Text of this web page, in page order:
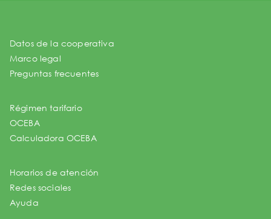
Datos de la cooperativa
Marco legal
Preguntas frecuentes
Régimen tarifario
OCEBA
Calculadora OCEBA
Horarios de atención
Redes sociales
Ayuda